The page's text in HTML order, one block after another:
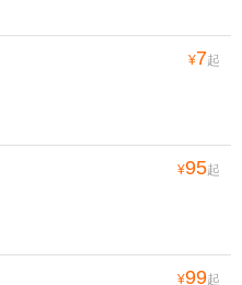
¥7起
¥95起
¥99起